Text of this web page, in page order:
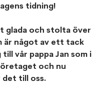
tidning!
glada och stolta över
är något av ett tack
vår pappa Jan som i
och nu
det till oss.